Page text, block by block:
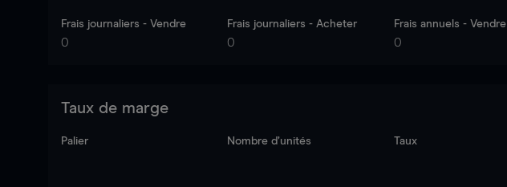
Frais journaliers - Vendre
0
Frais journaliers - Acheter
0
Frais annuels - Vendre
0
Taux de marge
Palier Nombre d’unités Taux